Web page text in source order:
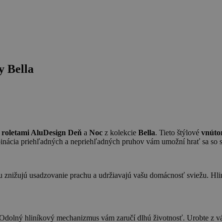
Bella
AluDesign Deň a Noc z kolekcie Bella. Tieto štýlové
priehľadných a nepriehľadných pruhov vám umožní hrať sa so
usadzovanie prachu a udržiavajú vašu domácnosť sviežu.
hliníkový mechanizmus vám zaručí dlhú životnosť. Urobte z